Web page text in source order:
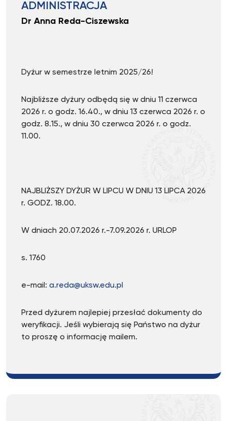
ADMINISTRACJA
Dr Anna Reda-Ciszewska
Dyżur w semestrze letnim 2025/26!
Najbliższe dyżury odbędą się w dniu 11 czerwca
2026 r. o godz. 16.40., w dniu 13 czerwca 2026 r. o
godz. 8.15., w dniu 30 czerwca 2026 r. o godz.
11.00.
NAJBLIŻSZY DYŻUR W LIPCU W DNIU 13 LIPCA 2026
r. GODZ. 18.00.
W dniach 20.07.2026 r.-7.09.2026 r. URLOP
s. 1760
e-mail: a.reda@uksw.edu.pl
Przed dyżurem najlepiej przesłać dokumenty do
weryfikacji. Jeśli wybierają się Państwo na dyżur
to proszę o informację mailem.